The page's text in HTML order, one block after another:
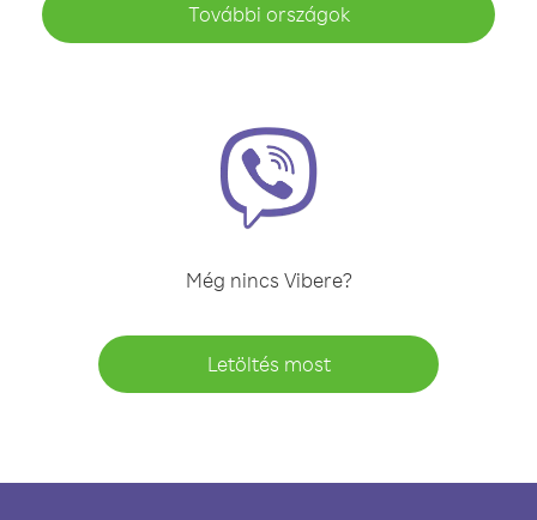
További országok
Még nincs Vibere?
Letöltés most